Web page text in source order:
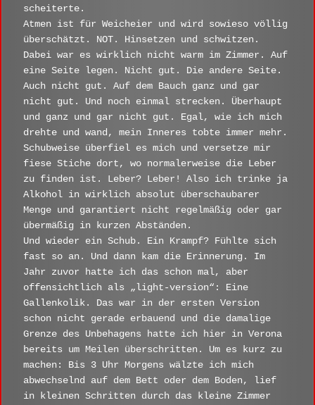
scheiterte.
Atmen ist für Weicheier und wird sowieso völlig
überschätzt. NOT. Hinsetzen und schwitzen.
Dabei war es wirklich nicht warm im Zimmer. Auf
eine Seite legen. Nicht gut. Die andere Seite.
Auch nicht gut. Auf dem Bauch ganz und gar
nicht gut. Und noch einmal strecken. Überhaupt
und ganz und gar nicht gut. Egal, wie ich mich
drehte und wand, mein Inneres tobte immer mehr.
Schubweise überfiel es mich und versetze mir
fiese Stiche dort, wo normalerweise die Leber
zu finden ist. Leber? Leber! Also ich trinke ja
Alkohol in wirklich absolut überschaubarer
Menge und garantiert nicht regelmäßig oder gar
übermäßig in kurzen Abständen.
Und wieder ein Schub. Ein Krampf? Fühlte sich
fast so an. Und dann kam die Erinnerung. Im
Jahr zuvor hatte ich das schon mal, aber
offensichtlich als „light-version“: Eine
Gallenkolik. Das war in der ersten Version
schon nicht gerade erbauend und die damalige
Grenze des Unbehagens hatte ich hier in Verona
bereits um Meilen überschritten. Um es kurz zu
machen: Bis 3 Uhr Morgens wälzte ich mich
abwechselnd auf dem Bett oder dem Boden, lief
in kleinen Schritten durch das kleine Zimmer